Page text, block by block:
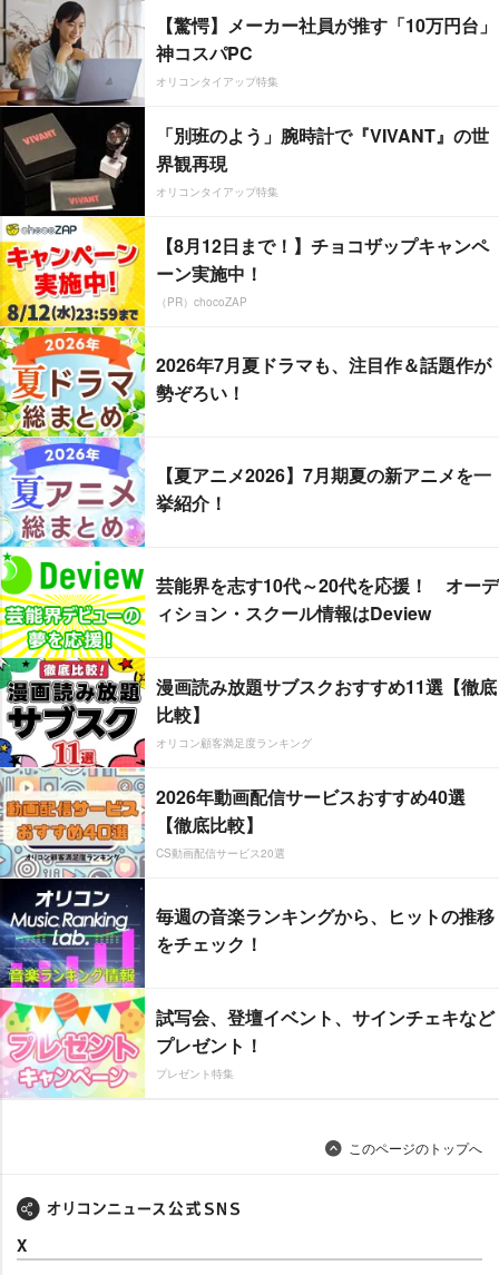
【驚愕】メーカー社員が推す「10万円台」
神コスパPC
オリコンタイアップ特集
「別班のよう」腕時計で『VIVANT』の世
界観再現
オリコンタイアップ特集
【8月12日まで！】チョコザップキャンペ
ーン実施中！
（PR）chocoZAP
2026年7月夏ドラマも、注目作＆話題作が
勢ぞろい！
【夏アニメ2026】7月期夏の新アニメを一
挙紹介！
芸能界を志す10代～20代を応援！ オーデ
ィション・スクール情報はDeview
漫画読み放題サブスクおすすめ11選【徹底
比較】
オリコン顧客満足度ランキング
2026年動画配信サービスおすすめ40選
【徹底比較】
CS動画配信サービス20選
毎週の音楽ランキングから、ヒットの推移
をチェック！
試写会、登壇イベント、サインチェキなど
プレゼント！
プレゼント特集
このページのトップへ
X